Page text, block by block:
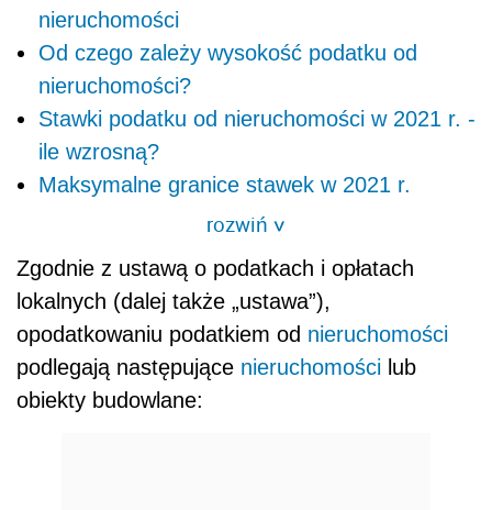
nieruchomości
Od czego zależy wysokość podatku od
nieruchomości?
Stawki podatku od nieruchomości w 2021 r. -
ile wzrosną?
Maksymalne granice stawek w 2021 r.
rozwiń>
Zgodnie z ustawą o podatkach i opłatach
lokalnych (dalej także „ustawa”),
opodatkowaniu podatkiem od nieruchomości
podlegają następujące nieruchomości lub
obiekty budowlane: